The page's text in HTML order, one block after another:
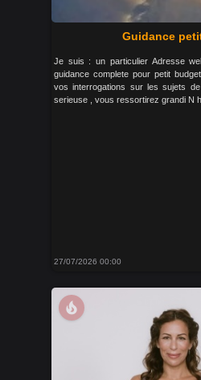
Guidance
Je suis : un particulier Adresse
guidance complete pour petit
vos interrogations sur les sujets
serieuse , vous ressortirez grandi N
27/07/2026 00:00
local_fire_department